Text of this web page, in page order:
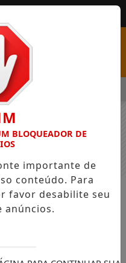
E SALÁRIOS QUE CHEGAM
BLOQUEADOR DE
importante de
conteúdo. Para
favor desabilite seu
anúncios.